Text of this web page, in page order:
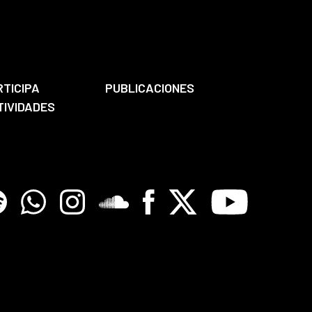
PUBLICACIONES
WhatsappInstagramSoundcloreFacebook
X Youtube